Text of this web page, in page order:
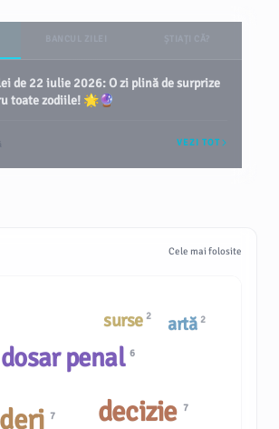
de 22 iulie 2026: O zi plină de surprize
toate zodiile! 🌟🔮
VEZI TOT
Cele mai folosite
7
surse 2
decizie 7
dosar penal6
artă 2